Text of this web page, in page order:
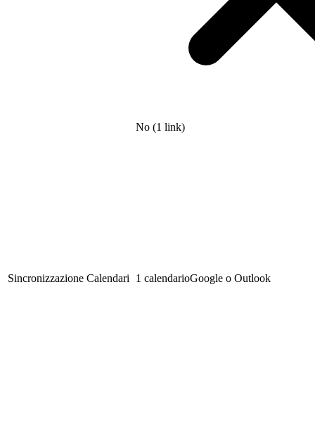
No (1 link)
Sincronizzazione Calendari 1 calendarioGoogle o Outlook